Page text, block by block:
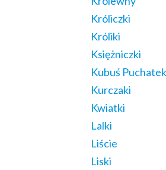
Króliczki
Króliki
Księżniczki
Kubuś Puchatek
Kurczaki
Kwiatki
Lalki
Liście
Liski